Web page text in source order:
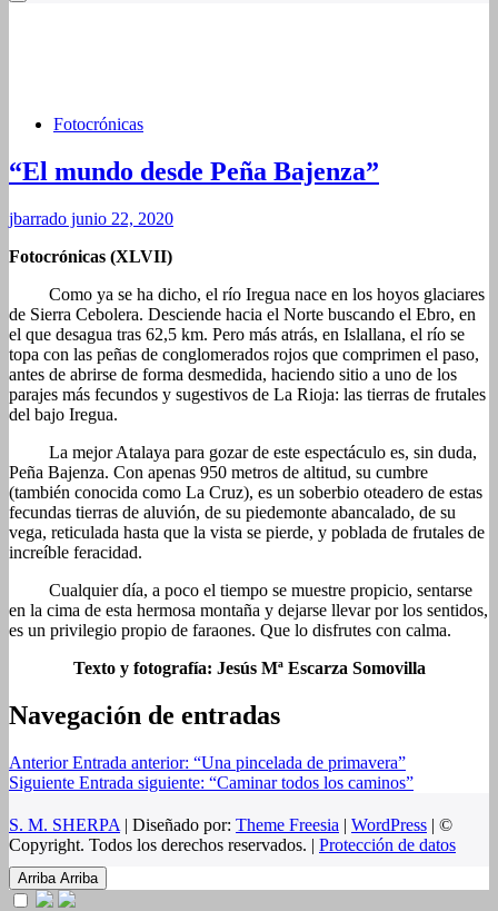
Fotocrónicas
“El mundo desde Peña Bajenza”
jbarrado junio 22, 2020
Fotocrónicas (XLVII)
Como ya se ha dicho, el río Iregua nace en los hoyos glaciares
de Sierra Cebolera. Desciende hacia el Norte buscando el Ebro, en
el que desagua tras 62,5 km. Pero más atrás, en Islallana, el río se
topa con las peñas de conglomerados rojos que comprimen el paso,
antes de abrirse de forma desmedida, haciendo sitio a uno de los
parajes más fecundos y sugestivos de La Rioja: las tierras de frutales
del bajo Iregua.
La mejor Atalaya para gozar de este espectáculo es, sin duda,
Peña Bajenza. Con apenas 950 metros de altitud, su cumbre
(también conocida como La Cruz), es un soberbio oteadero de estas
fecundas tierras de aluvión, de su piedemonte abancalado, de su
vega, reticulada hasta que la vista se pierde, y poblada de frutales de
increíble feracidad.
Cualquier día, a poco el tiempo se muestre propicio, sentarse
en la cima de esta hermosa montaña y dejarse llevar por los sentidos,
es un privilegio propio de faraones. Que lo disfrutes con calma.
Texto y fotografía: Jesús Mª Escarza Somovilla
Navegación de entradas
Anterior Entrada anterior: “Una pincelada de primavera”
Siguiente Entrada siguiente: “Caminar todos los caminos”
S. M. SHERPA | Diseñado por: Theme Freesia | WordPress | ©
Copyright. Todos los derechos reservados. | Protección de datos
Arriba Arriba